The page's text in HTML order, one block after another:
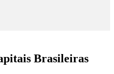
Brasileiras